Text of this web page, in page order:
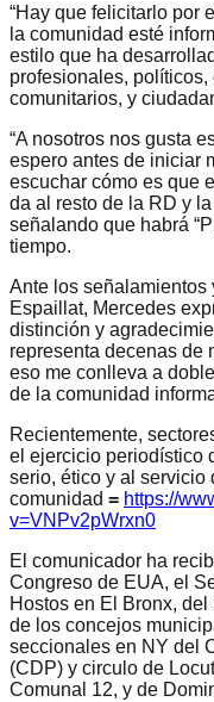
“Hay que felicitarlo por
la comunidad esté
estilo que ha
profesionales,
comunitarios, y
“A nosotros nos gusta
espero antes de iniciar
escuchar cómo es que
da al resto de la RD y
señalando que habrá
tiempo.
Ante los señalamientos
Espaillat, Mercedes
distinción y
representa decenas de
eso me conlleva a
de la comunidad
Recientemente,
el ejercicio periodístico
serio, ético y al servicio
comunidad = https://
v=VNPv2pWrxn0
El comunicador ha
Congreso de EUA, el
Hostos en El Bronx,
de los concejos
seccionales en NY del
(CDP) y circulo de
Comunal 12, y de